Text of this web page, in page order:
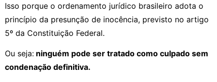
Isso porque o ordenamento jurídico brasileiro adota o
princípio da presunção de inocência, previsto no artigo
5º da Constituição Federal.
Ou seja: ninguém pode ser tratado como culpado sem
condenação definitiva.